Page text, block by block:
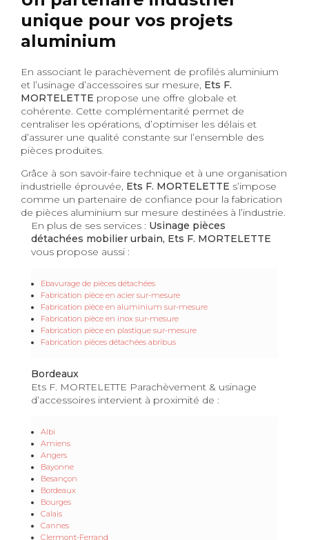
unique pour vos projets
aluminium
En associant le parachèvement de profilés aluminium
et l’usinage d’accessoires sur mesure, Ets F.
MORTELETTE propose une offre globale et
cohérente. Cette complémentarité permet de
centraliser les opérations, d’optimiser les délais et
d’assurer une qualité constante sur l’ensemble des
pièces produites.
Grâce à son savoir-faire technique et à une organisation
industrielle éprouvée, Ets F. MORTELETTE s’impose
comme un partenaire de confiance pour la fabrication
de pièces aluminium sur mesure destinées à l’industrie.
En plus de ses services : Usinage pièces
détachées mobilier urbain, Ets F. MORTELETTE
vous propose aussi :
Ebavurage de pièces détachées
Fabrication pièce en acier sur-mesure
Fabrication pièce en aluminium sur-mesure
Fabrication pièce en inox sur-mesure
Fabrication pièce en plastique sur-mesure
Fabrication pièces détachées abribus
Bordeaux
Ets F. MORTELETTE Parachèvement & usinage
d’accessoires intervient à proximité de :
Albi
Amiens
Angers
Bayonne
Besançon
Bordeaux
Bourges
Calais
Cannes
Clermont-Ferrand